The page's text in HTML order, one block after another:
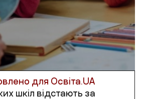
для Освіта.UA
шкіл відстають за